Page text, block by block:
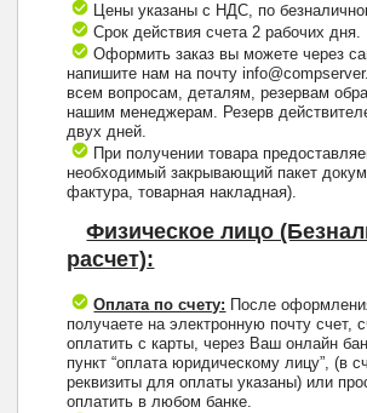
Цены указаны с НДС, по
Срок действия счета 2 рабочих дня.
Оформить заказ вы можете через
напишите нам на почту
всем вопросам, деталям, резервам
нашим менеджерам. Резерв
двух дней.
При получении товара
необходимый закрывающий пакет
фактура, товарная накладная).
Физическое лицо
расчет):
Оплата по счету: После
получаете на электронную почту счет,
оплатить с карты, через Ваш онлайн
пункт “оплата юридическому лицу”, (в
реквизиты для оплаты указаны) или
оплатить в любом банке.